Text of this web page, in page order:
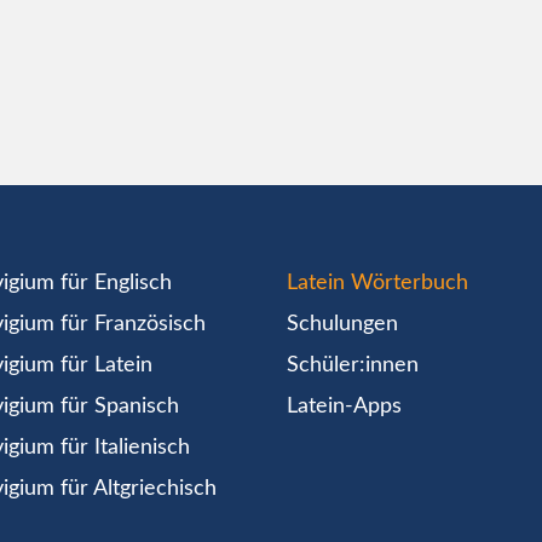
für Englisch
für Französisch
für Latein
für Spanisch
für Italienisch
für Altgriechisch
Latein Wörterbuch
Schulungen
Schüler:innen
Latein-Apps